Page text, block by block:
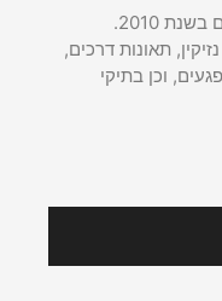
2010.
תאונות דרכים,
וכן בתיקי